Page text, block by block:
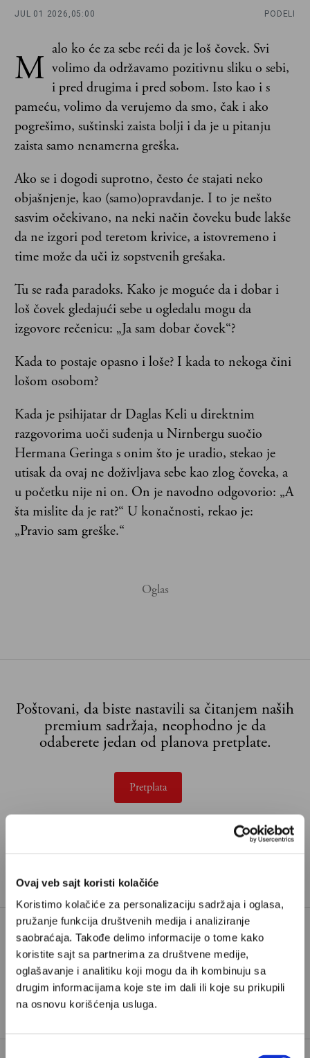
Ovaj veb sajt koristi kolačiće
Koristimo kolačiće za personalizaciju sadržaja i oglasa,
pružanje funkcija društvenih medija i analiziranje
saobraćaja. Takođe delimo informacije o tome kako
koristite sajt sa partnerima za društvene medije,
oglašavanje i analitiku koji mogu da ih kombinuju sa
drugim informacijama koje ste im dali ili koje su prikupili
na osnovu korišćenja usluga.
JUL 01 2026, 05:00 PODELI
M alo ko će za sebe reći da je loš čovek. Svi
volimo da održavamo pozitivnu sliku o sebi,
i pred drugima i pred sobom. Isto kao i s
pameću, volimo da verujemo da smo, čak i ako
pogrešimo, suštinski zaista bolji i da je u pitanju
zaista samo nenamerna greška.
Ako se i dogodi suprotno, često će stajati neko
objašnjenje, kao (samo)opravdanje. I to je nešto
sasvim očekivano, na neki način čoveku bude lakše
da ne izgori pod teretom krivice, a istovremeno i
time može da uči iz sopstvenih grešaka.
Tu se rađa paradoks. Kako je moguće da i dobar i
loš čovek gledajući sebe u ogledalu mogu da
izgovore rečenicu: „Ja sam dobar čovek“?
Kada to postaje opasno i loše? I kada to nekoga čini
lošom osobom?
Kada je psihijatar dr Daglas Keli u direktnim
razgovorima uoči suđenja u Nirnbergu suočio
Hermana Geringa s onim što je uradio, stekao je
utisak da ovaj ne doživljava sebe kao zlog čoveka, a
u početku nije ni on. On je navodno odgovorio: „A
šta mislite da je rat?“ U konačnosti, rekao je:
„Pravio sam greške.“
Poštovani, da biste nastavili sa čitanjem naših
premium sadržaja, neophodno je da
odaberete jedan od planova pretplate.
Pretplata
Velikih priča.
TAGOVI:
DOBAR ČOVEK
DOBROTA
GREŠKE
LOŠ ČOVEK
ODGOVORNOST